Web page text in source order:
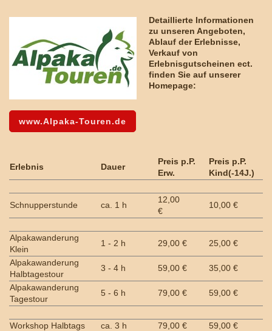
Detaillierte Informationen
zu unseren Angeboten,
Ablauf der Erlebnisse,
Verkauf von
Erlebnisgutscheinen ect.
finden Sie auf unserer
Homepage:
www.Alpaka-Touren.de
Erlebnis Dauer
Preis p.P.
Erw.
Preis p.P.
Kind(-14J.)
Schnupperstunde ca. 1 h
12,00
€
10,00 €
Alpakawanderung
Klein
1 - 2 h 29,00 €
25,00 €
Alpakawanderung
Halbtagestour
3 - 4 h 59,00 €
35,00 €
Alpakawanderung
Tagestour
5 - 6 h 79,00 € 59,00 €
Workshop Halbtags ca. 3 h 79,00 €
59,00 €